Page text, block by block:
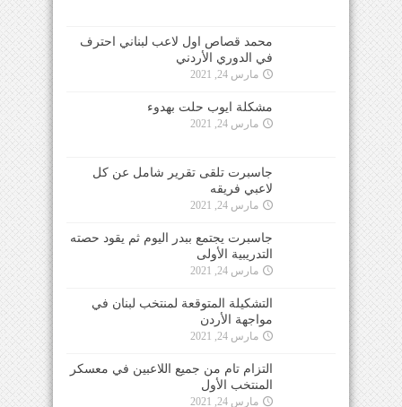
محمد قصاص اول لاعب لبناني احترف
في الدوري الأردني
مارس 24, 2021
مشكلة ايوب حلت بهدوء
مارس 24, 2021
جاسبرت تلقى تقرير شامل عن كل
لاعبي فريقه
مارس 24, 2021
جاسبرت يجتمع ببدر اليوم ثم يقود حصته
التدريبية الأولى
مارس 24, 2021
التشكيلة المتوقعة لمنتخب لبنان في
مواجهة الأردن
مارس 24, 2021
التزام تام من جميع اللاعبين في معسكر
المنتخب الأول
مارس 24, 2021